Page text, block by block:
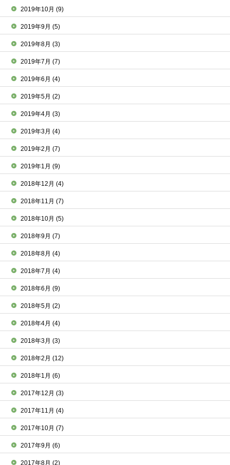
2019年10月(9)
2019年9月(5)
2019年8月(3)
2019年7月(7)
2019年6月(4)
2019年5月(2)
2019年4月(3)
2019年3月(4)
2019年2月(7)
2019年1月(9)
2018年12月(4)
2018年11月(7)
2018年10月(5)
2018年9月(7)
2018年8月(4)
2018年7月(4)
2018年6月(9)
2018年5月(2)
2018年4月(4)
2018年3月(3)
2018年2月(12)
2018年1月(6)
2017年12月(3)
2017年11月(4)
2017年10月(7)
2017年9月(6)
2017年8月(2)